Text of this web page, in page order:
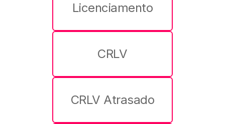
Licenciamento
CRLV
CRLV Atrasado